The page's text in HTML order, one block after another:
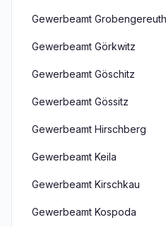
Gewerbeamt Grobengereuth
Gewerbeamt Görkwitz
Gewerbeamt Göschitz
Gewerbeamt Gössitz
Gewerbeamt Hirschberg
Gewerbeamt Keila
Gewerbeamt Kirschkau
Gewerbeamt Kospoda